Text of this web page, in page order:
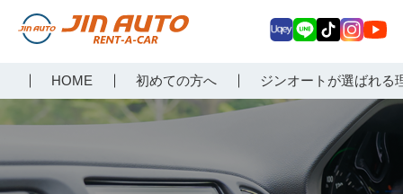
らジンオートレンタカー
HOME 初めての方へ ジンオートが選ばれる
ey E
Tokagr
am
uT
ub